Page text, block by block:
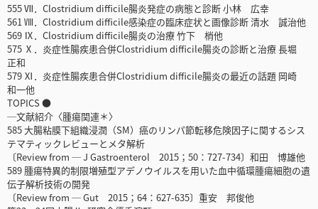
555 Ⅶ．Clostridium difficile腸炎発症の病態と診断 小林 広幸
561 Ⅷ．Clostridium difficile感染症の臨床症状と画像診断 清水 誠治他
569 Ⅸ．Clostridium difficile腸炎の治療 竹下 梢他
575 Ⅹ．炎症性腸疾患合併Clostridium difficile腸炎の診断と治療 長堀
正和
579 Ⅺ．炎症性腸疾患合併Clostridium difficile腸炎の最近の話題 岡崎
和一他
TOPICS ●
─文献紹介〈腫瘍関連＊〉
585 大腸粘膜下組織浸潤（SM）癌のリンパ節転移危険因子に関するシス
テマティックレビューとメタ解析
〔Review from ─ J Gastroenterol 2015；50：727-734〕和田 博雄他
589 腫瘍特異的制限増殖型アデノウイルスを用いた血中循環腫瘍細胞の遺
伝子解析技術の開発
〔Review from ─ Gut 2015；64：627-635〕重安 邦俊他